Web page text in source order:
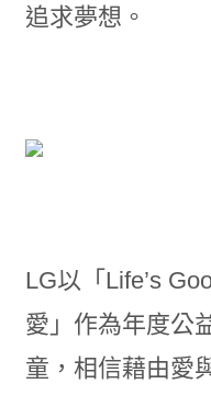
追求夢想。
LG以「Life’s
愛」作為年度公
童，相信藉由愛